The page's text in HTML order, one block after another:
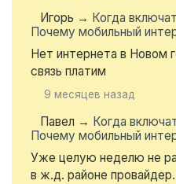
Игорь → Когда
Почему мобильный
Нет интернета в Новом
связь платим
9 месяцев назад
Павел → Когда
Почему мобильный
Уже целую неделю не
в ж.д. районе